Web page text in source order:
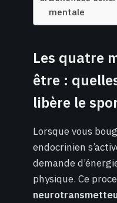
mentale
Les quatre
être :
libère le
Lorsque vous
endocrinien
demande
physique. Ce